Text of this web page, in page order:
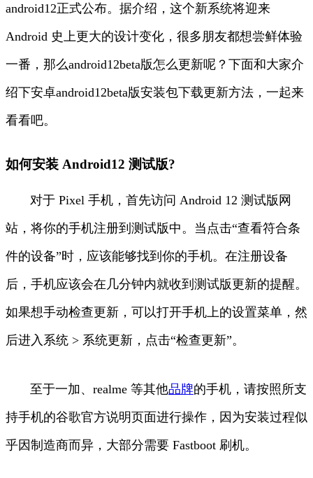
android12正式公布。据介绍，这个新系统将迎来
Android 史上更大的设计变化，很多朋友都想尝鲜体验
一番，那么android12beta版怎么更新呢？下面和大家介
绍下安卓android12beta版安装包下载更新方法，一起来
看看吧。
如何安装 Android12 测试版?
对于 Pixel 手机，首先访问 Android 12 测试版网
站，将你的手机注册到测试版中。当点击“查看符合条
件的设备”时，应该能够找到你的手机。在注册设备
后，手机应该会在几分钟内就收到测试版更新的提醒。
如果想手动检查更新，可以打开手机上的设置菜单，然
后进入系统 > 系统更新，点击“检查更新”。
至于一加、realme 等其他品牌的手机，请按照所支
持手机的谷歌官方说明页面进行操作，因为安装过程似
乎因制造商而异，大部分需要 Fastboot 刷机。